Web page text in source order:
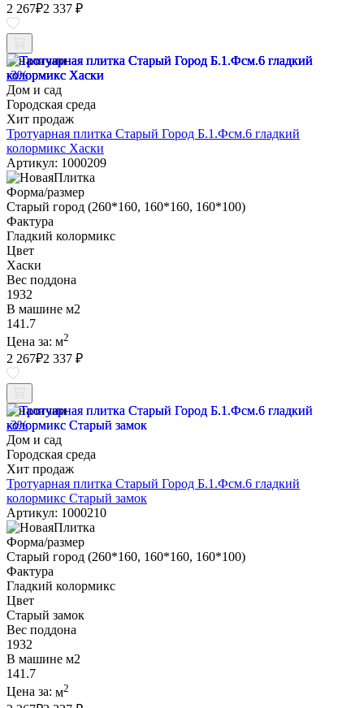
2 267₽2 337 ₽
В наличии
-3%
Дом и сад
Городская среда
Хит продаж
Тротуарная плитка Старый Город Б.1.Фсм.6 гладкий
колормикс Хаски
Артикул: 1000209
Форма/размер
Старый город (260*160, 160*160, 160*100)
Фактура
Гладкий колормикс
Цвет
Хаски
Вес поддона
1932
В машине м2
141.7
Цена за: м2
2 267₽2 337 ₽
В наличии
-3%
Дом и сад
Городская среда
Хит продаж
Тротуарная плитка Старый Город Б.1.Фсм.6 гладкий
колормикс Старый замок
Артикул: 1000210
Форма/размер
Старый город (260*160, 160*160, 160*100)
Фактура
Гладкий колормикс
Цвет
Старый замок
Вес поддона
1932
В машине м2
141.7
Цена за: м2